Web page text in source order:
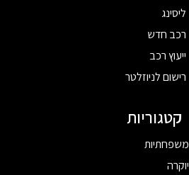
ליסינג
רכב חדש
ייעוץ רכב
רישום לניוזלטר
קטגוריות
משפחתיות
יוקרה